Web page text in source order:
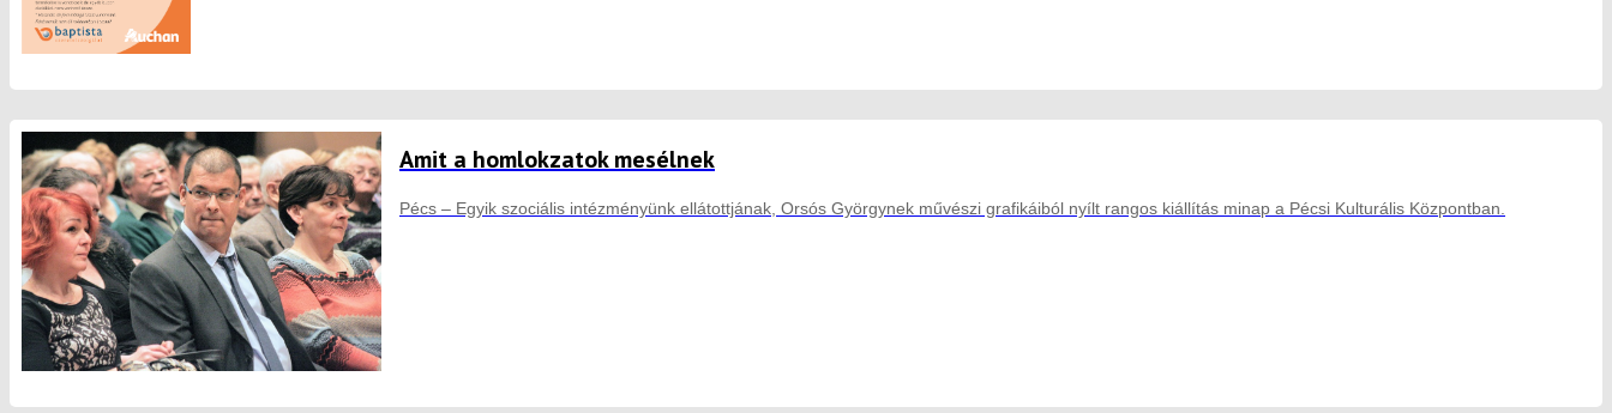
Amit a homlokzatok mesélnek
Pécs – Egyik szociális intézményünk ellátottjának, Orsós Györgynek művészi grafikáiból nyílt rangos kiállítás minap a Pécsi Kulturális Központban.